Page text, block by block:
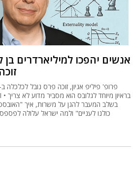
בשלב המעבר להגן על משרות, איך
כולנו לעניים" ולמה ישראל עלולה